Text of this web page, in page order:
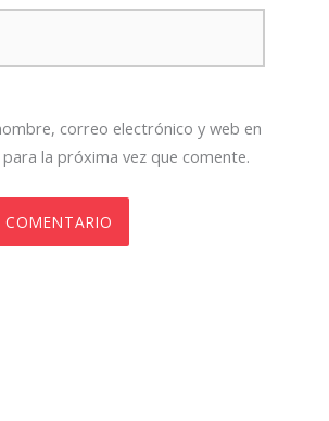
correo electrónico y web en
la próxima vez que comente.